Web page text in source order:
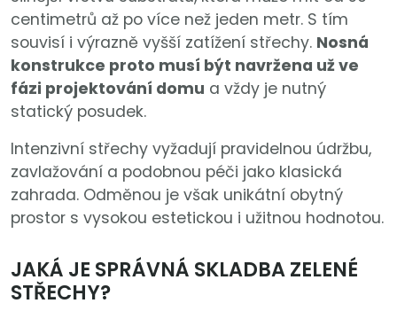
centimetrů až po více než jeden metr. S tím
souvisí i výrazně vyšší zatížení střechy. Nosná
konstrukce proto musí být navržena už ve
fázi projektování domu a vždy je nutný
statický posudek.
Intenzivní střechy vyžadují pravidelnou údržbu,
zavlažování a podobnou péči jako klasická
zahrada. Odměnou je však unikátní obytný
prostor s vysokou estetickou i užitnou hodnotou.
JAKÁ JE SPRÁVNÁ SKLADBA ZELENÉ
STŘECHY?